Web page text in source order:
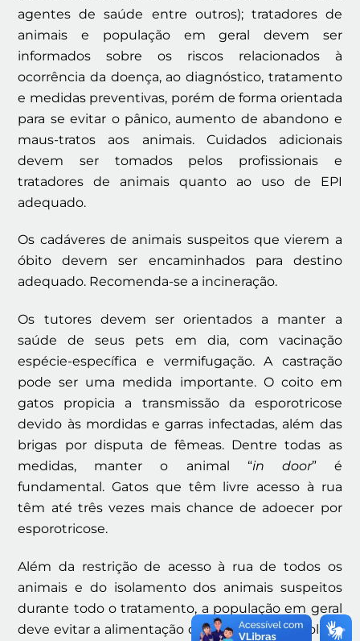
agentes de saúde entre outros); tratadores de
animais e população em geral devem ser
informados sobre os riscos relacionados à
ocorrência da doença, ao diagnóstico, tratamento
e medidas preventivas, porém de forma orientada
para se evitar o pânico, aumento de abandono e
maus-tratos aos animais. Cuidados adicionais
devem ser tomados pelos profissionais e
tratadores de animais quanto ao uso de EPI
adequado.
Os cadáveres de animais suspeitos que vierem a
óbito devem ser encaminhados para destino
adequado. Recomenda-se a incineração.
Os tutores devem ser orientados a manter a
saúde de seus pets em dia, com vacinação
espécie-específica e vermifugação. A castração
pode ser uma medida importante. O coito em
gatos propicia a transmissão da esporotricose
devido às mordidas e garras infectadas, além das
brigas por disputa de fêmeas. Dentre todas as
medidas, manter o animal “in door” é
fundamental. Gatos que têm livre acesso à rua
têm até três vezes mais chance de adoecer por
esporotricose.
Além da restrição de acesso à rua de todos os
animais e do isolamento dos animais suspeitos
durante todo o tratamento, a população em geral
deve evitar a alimentação de forma descontrolada